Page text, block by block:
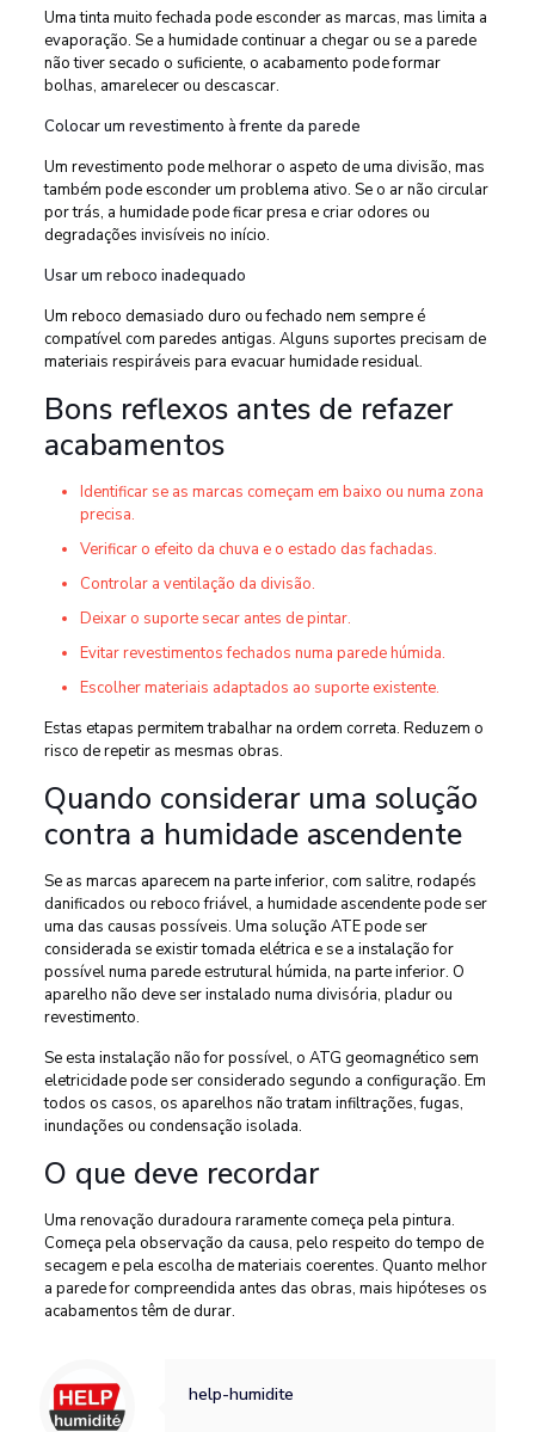
Uma tinta muito fechada pode esconder as marcas, mas limita a
evaporação. Se a humidade continuar a chegar ou se a parede
não tiver secado o suficiente, o acabamento pode formar
bolhas, amarelecer ou descascar.
Colocar um revestimento à frente da parede
Um revestimento pode melhorar o aspeto de uma divisão, mas
também pode esconder um problema ativo. Se o ar não circular
por trás, a humidade pode ficar presa e criar odores ou
degradações invisíveis no início.
Usar um reboco inadequado
Um reboco demasiado duro ou fechado nem sempre é
compatível com paredes antigas. Alguns suportes precisam de
materiais respiráveis para evacuar humidade residual.
Bons reflexos antes de refazer
acabamentos
Identificar se as marcas começam em baixo ou numa zona
precisa.
Verificar o efeito da chuva e o estado das fachadas.
Controlar a ventilação da divisão.
Deixar o suporte secar antes de pintar.
Evitar revestimentos fechados numa parede húmida.
Escolher materiais adaptados ao suporte existente.
Estas etapas permitem trabalhar na ordem correta. Reduzem o
risco de repetir as mesmas obras.
Quando considerar uma solução
contra a humidade ascendente
Se as marcas aparecem na parte inferior, com salitre, rodapés
danificados ou reboco friável, a humidade ascendente pode ser
uma das causas possíveis. Uma solução ATE pode ser
considerada se existir tomada elétrica e se a instalação for
possível numa parede estrutural húmida, na parte inferior. O
aparelho não deve ser instalado numa divisória, pladur ou
revestimento.
Se esta instalação não for possível, o ATG geomagnético sem
eletricidade pode ser considerado segundo a configuração. Em
todos os casos, os aparelhos não tratam infiltrações, fugas,
inundações ou condensação isolada.
O que deve recordar
Uma renovação duradoura raramente começa pela pintura.
Começa pela observação da causa, pelo respeito do tempo de
secagem e pela escolha de materiais coerentes. Quanto melhor
a parede for compreendida antes das obras, mais hipóteses os
acabamentos têm de durar.
help-humidite